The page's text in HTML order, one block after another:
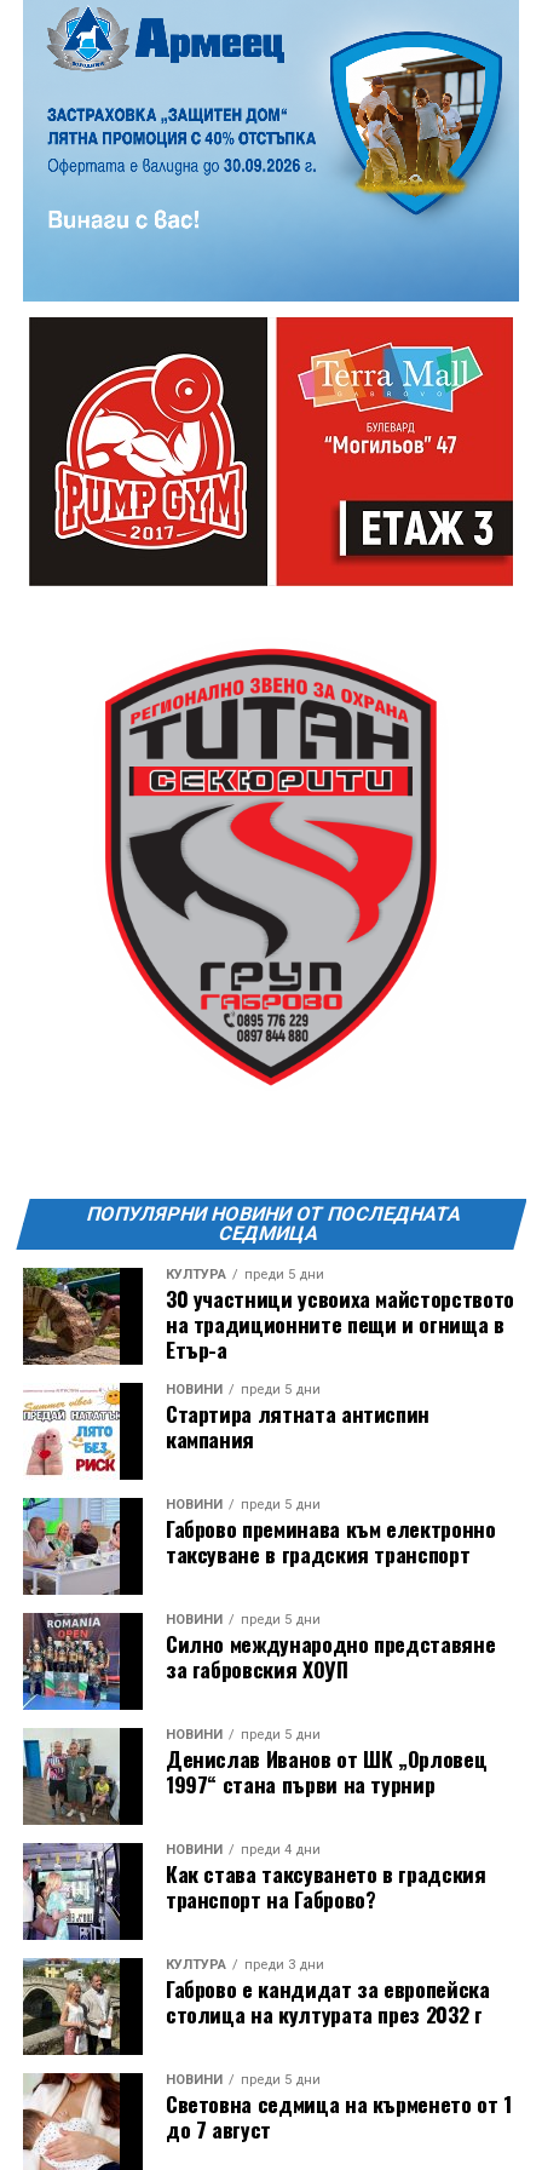
12 АВГУСТ (сряда)
19:00ч. „Книга за книга“ – донеси книга, вземи си
друга, обсъди заглавия и автори с други читатели
20:00ч. Концерт на група МОЛЕЦ, GoGo,
Zov&Vakavliev, Toria
21:30ч. Коктейли и музика
13 АВГУСТ (четвъртък)
19:00ч Групова тренировка с Йоанна Петрова от
20:00ч. Куиз вечер за обща култура
21:30ч. Прожекция на филма “Брънч за начинаещи”
Ще бъде хубаво – не някога и някъде, а тук и сега!
които свират на китара, да се включат – независимо
от професионалното им ниво. Събитието е различно
– то не е концерт, а споделено преживяване, в което
всеки участва по свой начин. Няма сцена или
официална програма, няма предварително обявени
изпълнители и разделение между публика и
артисти. Всеки е добре дошъл да пее, свири или
просто да преживее звездопад, изпълнен с музика,
падащи звезди и желания.
транспорт до местността Градище. Електрическият
автобус ще тръгне в 19:30 ч. от пл. „Възраждане“, а
обратно към града в 00:00 ч. – от паркинга до
поляната. Вземете със себе си връхна дреха и одеяло
или шалте! За повече информация тел. 0887907075.
ПОПУЛЯРНИ НОВИНИ ОТ ПОСЛЕДНАТА
СЕДМИЦА
КУЛТУРА преди 5 дни
30 участници усвоиха майсторството
на традиционните пещи и огнища в
Етър-а
НОВИНИ преди 5 дни
Стартира лятната антиспин
кампания
НОВИНИ преди 5 дни
Габрово преминава към електронно
таксуване в градския транспорт
НОВИНИ преди 5 дни
Силно международно представяне
за габровския ХОУП
НОВИНИ преди 5 дни
Денислав Иванов от ШК „Орловец
1997“ стана първи на турнир
НОВИНИ преди 4 дни
Как става таксуването в градския
транспорт на Габрово?
КУЛТУРА преди 3 дни
Габрово е кандидат за европейска
столица на културата през 2032 г
НОВИНИ преди 5 дни
Световна седмица на кърменето от 1
до 7 август